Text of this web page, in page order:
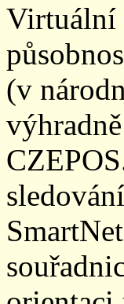
Virtuální
(v